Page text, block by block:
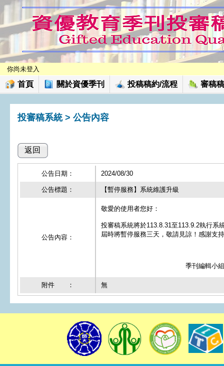
你尚未登入
首頁 關於資優季刊 投稿稿約/流程 審稿
投審稿系統> 公告內容
返回
公告日期： 2024/08/30
公告標題： 【暫停服務】系統維護升級
公告內容：
敬愛的使用者您好：
投審稿系統將於113.8.31至113.9.2執行系
屆時將暫停服務三天，敬請見諒！感謝支
季刊編輯小組
附件 ： 無